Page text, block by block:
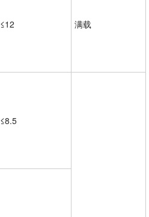
≤12 满载
≤8.5